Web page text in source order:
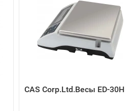
CAS Corp.Ltd.Весы ED-30H